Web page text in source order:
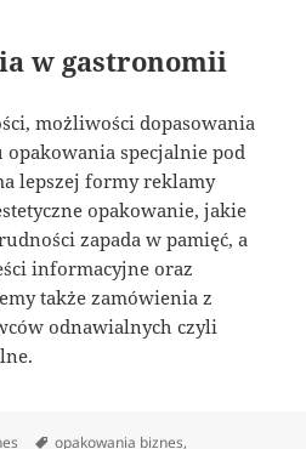
w gastronomii
możliwości dopasowania
opakowania specjalnie pod
lepszej formy reklamy
opakowanie, jakie
zapada w pamięć, a
informacyjne oraz
także zamówienia z
odnawialnych czyli
Tagi
opakowania biznes,